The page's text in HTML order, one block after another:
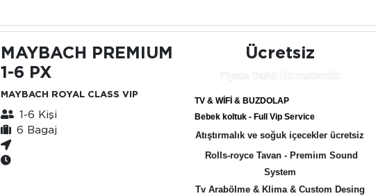
MAYBACH PREMIUM
1-6 PX
MAYBACH ROYAL CLASS VIP
1-6 Kişi
6 Bagaj
Ücretsiz
Fiyata Dahil Hizmetlerdir.
TV & WİFİ & BUZDOLAP
Bebek koltuk - Full Vip Service
Atıştırmalık ve soğuk içecekler ücretsiz
Rolls-royce Tavan - Premiım Sound
System
Tv Arabölme & Klima & Custom Desing